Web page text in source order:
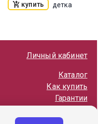
купить детка
Личный кабинет
Каталог
Как купить
Гарантии
Политика обработки ПД